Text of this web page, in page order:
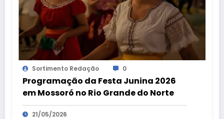
Sortimento Redação 0
Programação da Festa Junina 2026
em Mossoró no Rio Grande do Norte
21/05/2026